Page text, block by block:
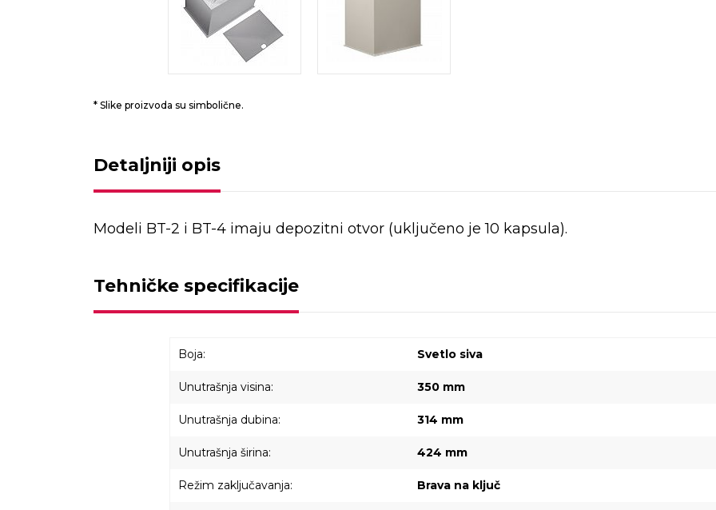
* Slike proizvoda su simbolične.
Detaljniji opis
Modeli BT-2 i BT-4 imaju depozitni otvor (uključeno je 10 kapsula).
Tehničke specifikacije
Boja: Svetlo siva
Unutrašnja visina: 350 mm
Unutrašnja dubina: 314 mm
Unutrašnja širina: 424 mm
Režim zaključavanja: Brava na ključ